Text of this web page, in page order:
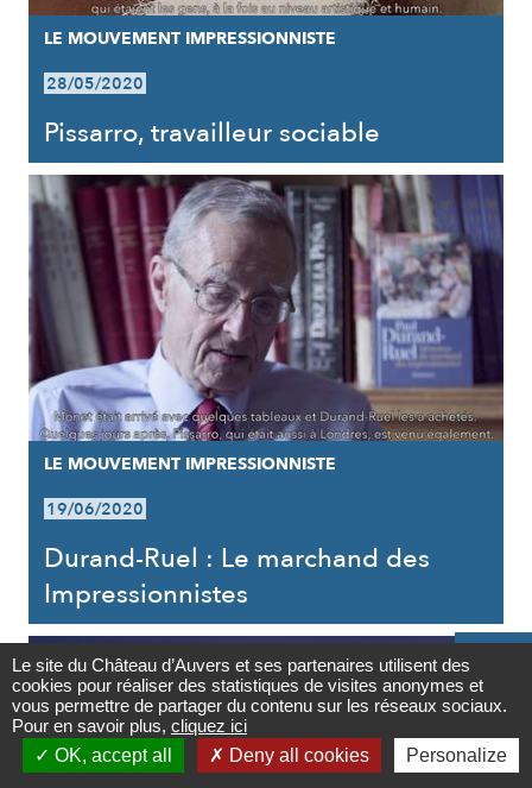
Contact

Newsletter
LE MOUVEMENT IMPRESSIONNISTE
28/05/2020
Pissarro, travailleur sociable
LE MOUVEMENT IMPRESSIONNISTE
19/06/2020
Durand-Ruel : Le marchand des
Impressionnistes
Le site du Château d’Auvers et ses partenaires utilisent des
cookies pour réaliser des statistiques de visites anonymes et
vous permettre de partager du contenu sur les réseaux sociaux.
Pour en savoir plus, cliquez ici
OK, accept all
Deny all cookies Personalize